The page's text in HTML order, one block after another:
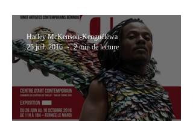
Harley McKenson-Kenguéléwa
25 juil. 2016
2 min de lecture